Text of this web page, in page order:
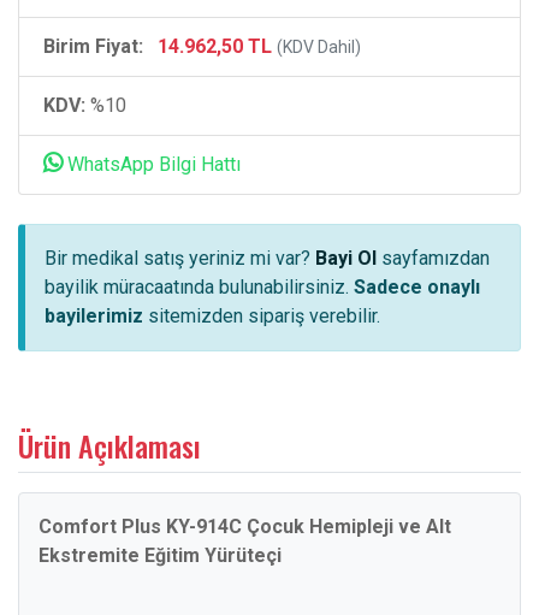
Birim Fiyat: 14.962,50 TL (KDV Dahil)
KDV: %10
WhatsApp Bilgi Hattı
Bir medikal satış yeriniz mi var? Bayi Ol sayfamızdan
bayilik müracaatında bulunabilirsiniz. Sadece onaylı
bayilerimiz sitemizden sipariş verebilir.
Ürün Açıklaması
Comfort Plus KY-914C Çocuk Hemipleji ve Alt
Ekstremite Eğitim Yürüteçi